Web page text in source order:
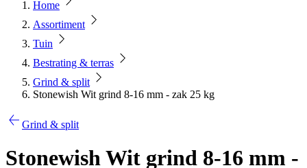
Home
Assortiment
Tuin
Bestrating & terras
Grind & split
Stonewish Wit grind 8-16 mm - zak 25 kg
Grind & split
Stonewish Wit grind 8-16 mm -